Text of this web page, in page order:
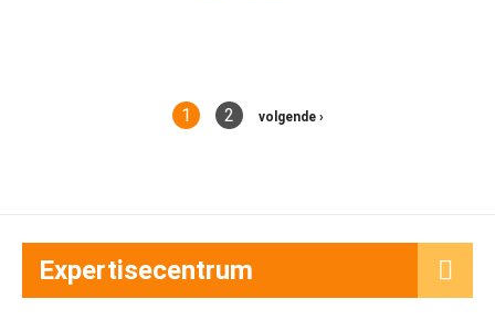
1 2 volgende ›
Expertisecentrum